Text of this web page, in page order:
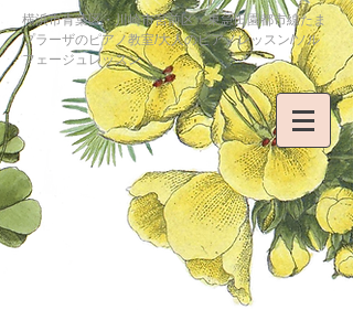
横浜市青葉区・川崎市宮前区・東急田園都市線たま
プラーザのピアノ教室/大人のピアノレッスン/ソル
フェージュレッスン